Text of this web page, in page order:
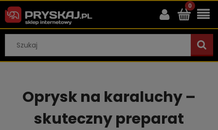
Oprysk na karaluchy –
skuteczny preparat